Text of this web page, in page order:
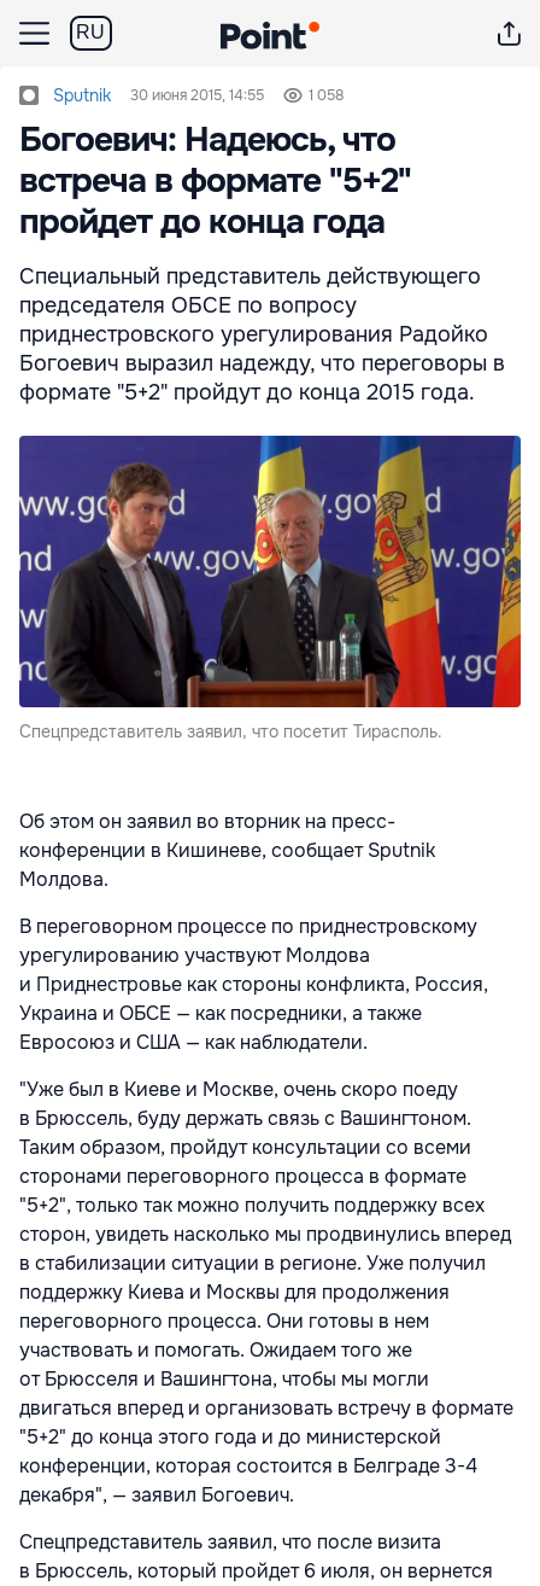
RU
Sputnik 30 июня 2015, 14:55 1 058
Богоевич: Надеюсь, что
встреча в формате "5+2"
пройдет до конца года
Cпециальный представитель действующего
председателя ОБСЕ по вопросу
приднестровского урегулирования Радойко
Богоевич выразил надежду, что переговоры в
формате "5+2" пройдут до конца 2015 года.
Спецпредставитель заявил, что посетит Тирасполь.
Об этом он заявил во вторник на пресс-
конференции в Кишиневе, сообщает Sputnik
Молдова.
В переговорном процессе по приднестровскому
урегулированию участвуют Молдова
и Приднестровье как стороны конфликта, Россия,
Украина и ОБСЕ — как посредники, а также
Евросоюз и США — как наблюдатели.
"Уже был в Киеве и Москве, очень скоро поеду
в Брюссель, буду держать связь с Вашингтоном.
Таким образом, пройдут консультации со всеми
сторонами переговорного процесса в формате
"5+2", только так можно получить поддержку всех
сторон, увидеть насколько мы продвинулись вперед
в стабилизации ситуации в регионе. Уже получил
поддержку Киева и Москвы для продолжения
переговорного процесса. Они готовы в нем
участвовать и помогать. Ожидаем того же
от Брюсселя и Вашингтона, чтобы мы могли
двигаться вперед и организовать встречу в формате
"5+2" до конца этого года и до министерской
конференции, которая состоится в Белграде 3-4
декабря", — заявил Богоевич.
Спецпредставитель заявил, что после визита
в Брюссель, который пройдет 6 июля, он вернется